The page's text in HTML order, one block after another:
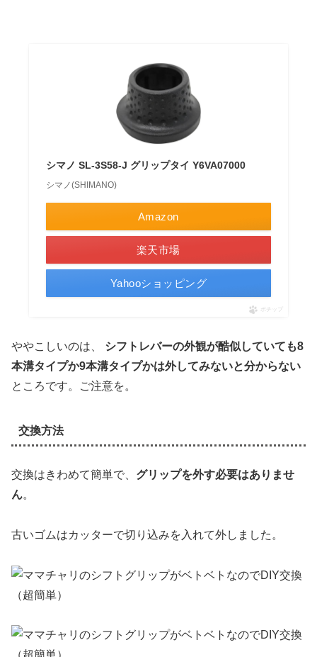
シマノ SL-3S58-J グリップタイ Y6VA07000
シマノ(SHIMANO)
Amazon
楽天市場
Yahooショッピング
ポチップ
ややこしいのは、 シフトレバーの外観が酷似していても8
本溝タイプか9本溝タイプかは外してみないと分からない
ところです。ご注意を。
交換方法
交換はきわめて簡単で、 グリップを外す必要はありませ
ん。
古いゴムはカッターで切り込みを入れて外しました。